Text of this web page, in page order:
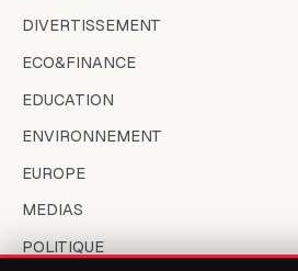
DIVERTISSEMENT
ECO&FINANCE
EDUCATION
ENVIRONNEMENT
EUROPE
MEDIAS
POLITIQUE